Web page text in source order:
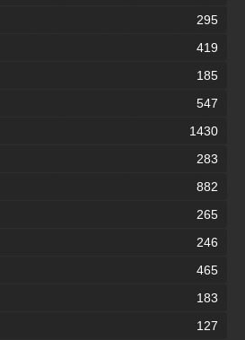
295
419
185
547
1430
283
882
265
246
465
183
127